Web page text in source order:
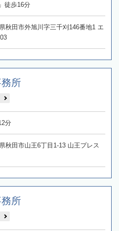
徒歩16分
秋田市外旭川字三千刈146番地1 エ
所
分
秋田市山王6丁目1-13 山王プレス
所